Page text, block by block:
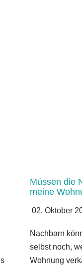
Müssen die
meine
02. Oktober
Nachbarn
selbst noch,
Wohnung